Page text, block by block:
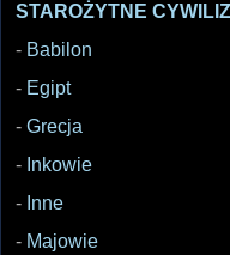
STAROŻYTNE
- Babilon
- Egipt
- Grecja
- Inkowie
- Inne
- Majowie